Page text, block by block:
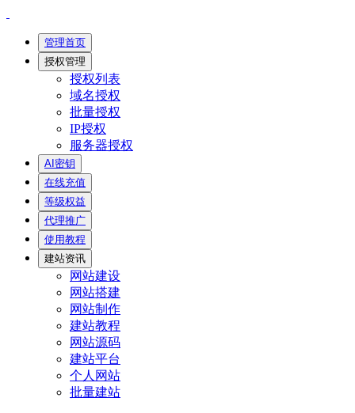
管理首页
授权管理
授权列表
域名授权
批量授权
IP授权
服务器授权
AI密钥
在线充值
等级权益
代理推广
使用教程
建站资讯
网站建设
网站搭建
网站制作
建站教程
网站源码
建站平台
个人网站
批量建站